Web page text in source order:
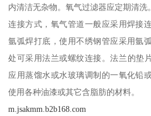
内清洁无杂物。氧气过滤器应定期清洗。
连接方式，氧气管道一般应采用焊接
氩弧焊打底，使用不绣钢管应采用氩
处可采用法兰或螺纹连接。法兰的垫
应用蒸馏水或水玻璃调制的一氧化铅
使用各种油漆或其它含脂肪的材料。
m.jsakmm.b2b168.com